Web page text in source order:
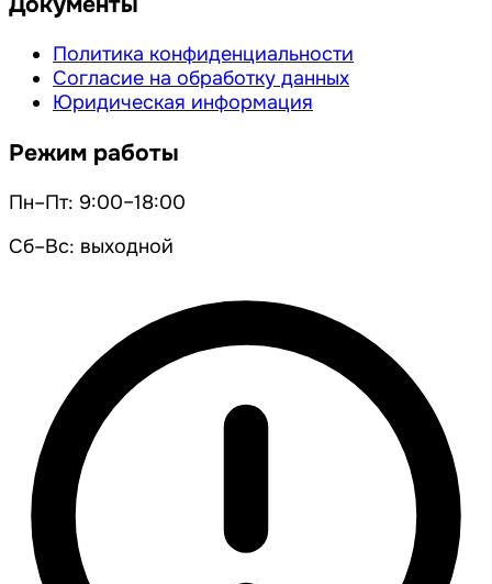
Политика конфиденциальности
Согласие на обработку данных
Юридическая информация
Режим работы
Пн–Пт: 9:00–18:00
Сб–Вс: выходной